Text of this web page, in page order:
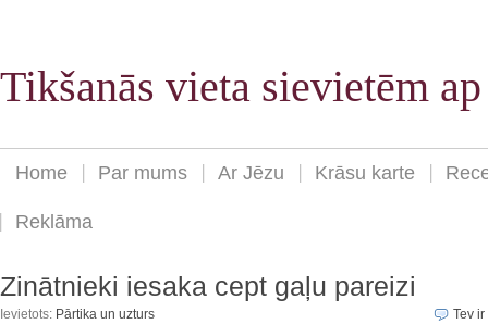
Tikšanās vieta sievietēm
Home Par mums Ar Jēzu Krāsu karte
Reklāma
Zinātnieki iesaka cept gaļu pareizi
Ievietots: Pārtika un uzturs Tev ir